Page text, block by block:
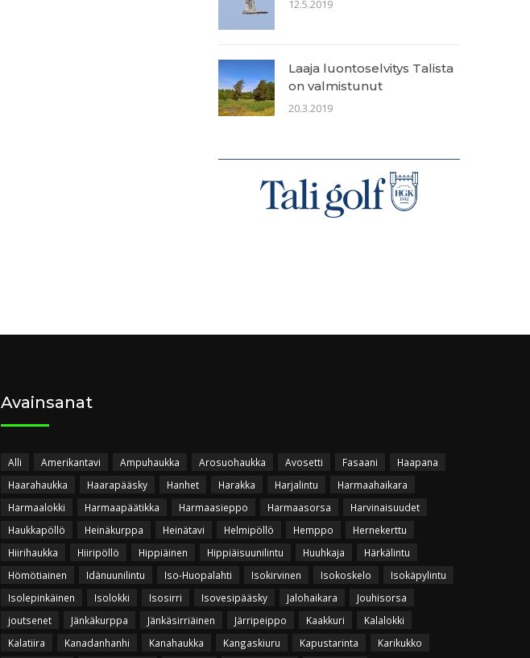
12.5.2019
Laaja luontoselvitys Talista
on valmistunut
20.3.2019
Avainsanat
Alli Amerikantavi Ampuhaukka Arosuohaukka Avosetti Fasaani
Haapana
Haarahaukka
Haarapääsky Hanhet Harakka Harjalintu
Harmaahaikara
Harmaalokki
Harmaapäätikka Harmaasieppo Harmaasorsa
Harvinaisuudet
Haukkapöllö
Heinäkurppa Heinätavi Helmipöllö Hemppo
Hernekerttu
Hiirihaukka
Hiiripöllö Hippiäinen Hippiäisuunilintu Huuhkaja
Härkälintu
Hömötiainen
Idänuunilintu Iso-Huopalahti Isokirvinen Isokoskelo
Isokäpylintu
Isolepinkäinen
Isolokki Isosirri Isovesipääsky Jalohaikara
Jouhisorsa
joutsenet
Jänkäkurppa Jänkäsirriäinen Järripeippo Kaakkuri
Kalalokki
Kalatiira
Kanadanhanhi Kanahaukka Kangaskiuru Kapustarinta
Karikukko